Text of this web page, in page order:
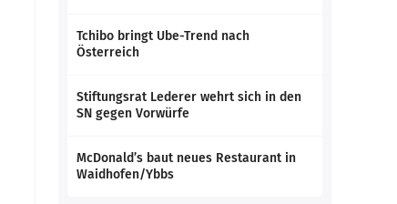
Tchibo bringt Ube-Trend nach
Österreich
Stiftungsrat Lederer wehrt sich in den
SN gegen Vorwürfe
McDonald’s baut neues Restaurant in
Waidhofen/Ybbs